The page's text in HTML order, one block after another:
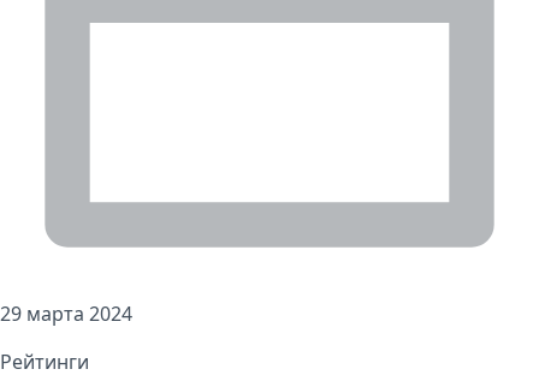
29 марта 2024
Рейтинги